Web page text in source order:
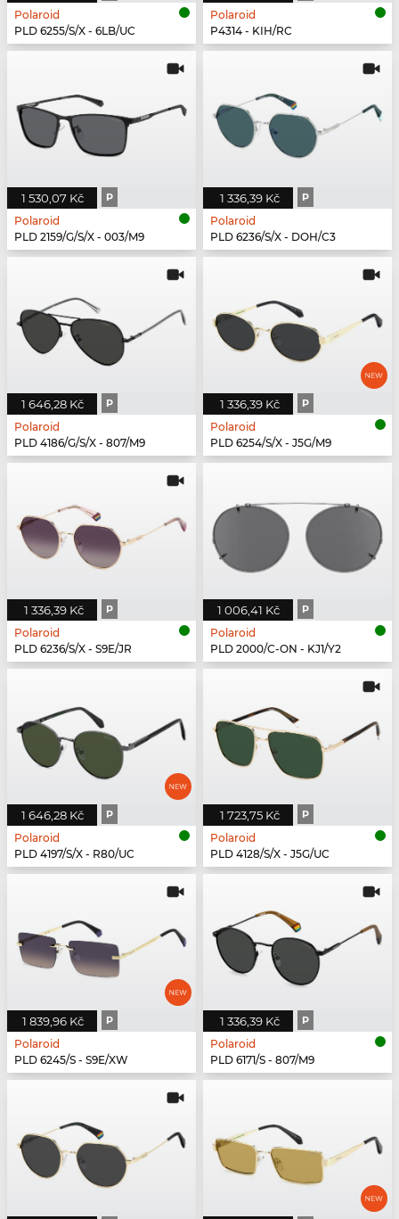
Polaroid
PLD 6255/S/X - 6LB/UC
Polaroid
P4314 - KIH/RC
1 530,07 Kč P
Polaroid
PLD 2159/G/S/X - 003/M9
1 336,39 Kč P
Polaroid
PLD 6236/S/X - DOH/C3
1 646,28 Kč P
Polaroid
PLD 4186/G/S/X - 807/M9
1 336,39 Kč P
Polaroid
PLD 6254/S/X - J5G/M9
1 336,39 Kč P
Polaroid
PLD 6236/S/X - S9E/JR
1 006,41 Kč P
Polaroid
PLD 2000/C-ON - KJ1/Y2
1 646,28 Kč P
Polaroid
PLD 4197/S/X - R80/UC
1 723,75 Kč P
Polaroid
PLD 4128/S/X - J5G/UC
1 839,96 Kč P
Polaroid
PLD 6245/S - S9E/XW
1 336,39 Kč P
Polaroid
PLD 6171/S - 807/M9